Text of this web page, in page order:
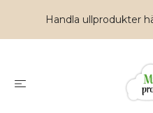
Handla ullprodukter